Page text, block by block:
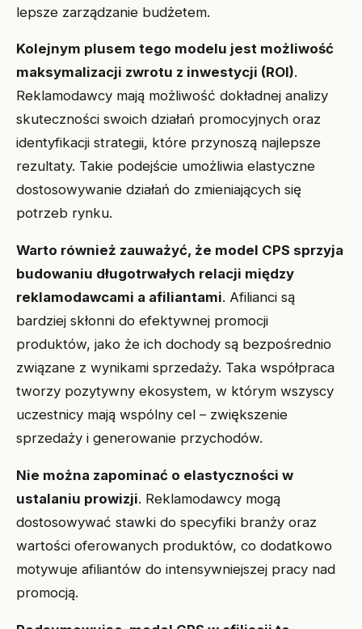
lepsze zarządzanie budżetem.
Kolejnym plusem tego modelu jest możliwość
maksymalizacji zwrotu z inwestycji (ROI).
Reklamodawcy mają możliwość dokładnej analizy
skuteczności swoich działań promocyjnych oraz
identyfikacji strategii, które przynoszą najlepsze
rezultaty. Takie podejście umożliwia elastyczne
dostosowywanie działań do zmieniających się
potrzeb rynku.
Warto również zauważyć, że model CPS sprzyja
budowaniu długotrwałych relacji między
reklamodawcami a afiliantami. Afilianci są
bardziej skłonni do efektywnej promocji
produktów, jako że ich dochody są bezpośrednio
związane z wynikami sprzedaży. Taka współpraca
tworzy pozytywny ekosystem, w którym wszyscy
uczestnicy mają wspólny cel – zwiększenie
sprzedaży i generowanie przychodów.
Nie można zapominać o elastyczności w
ustalaniu prowizji. Reklamodawcy mogą
dostosowywać stawki do specyfiki branży oraz
wartości oferowanych produktów, co dodatkowo
motywuje afiliantów do intensywniejszej pracy nad
promocją.